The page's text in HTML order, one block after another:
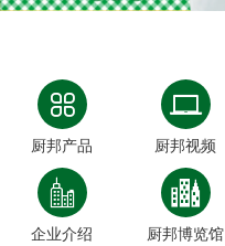
厨邦产品 厨邦视频
企业介绍 厨邦博览馆